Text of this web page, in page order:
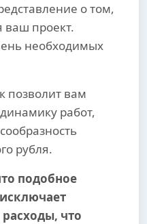
о том,
ваш проект.
необходимых
позволит вам
работ,
рубля.
подобное
что